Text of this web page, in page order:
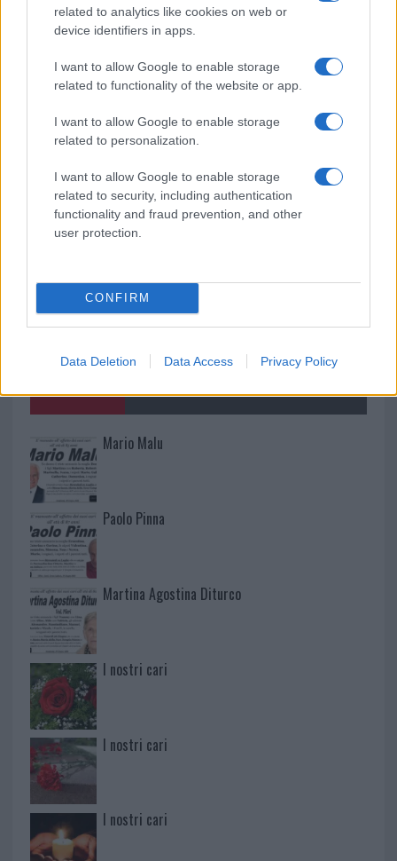
related to analytics like cookies on web or
device identifiers in apps.
I want to allow Google to enable storage
related to functionality of the website or app.
I want to allow Google to enable storage
related to personalization.
I want to allow Google to enable storage
related to security, including authentication
functionality and fraud prevention, and other
user protection.
CONFIRM
Data Deletion Data Access Privacy Policy
“Orgoglio e discrezione per visita privata̶…
Incendio nella notte a Olbia, a fuoco due furgoni
A fuoco un deposito con bombole, intervento dei
Mario Malu
Paolo Pinna
Martina Agostina Diturco
I nostri cari
I nostri cari
I nostri cari